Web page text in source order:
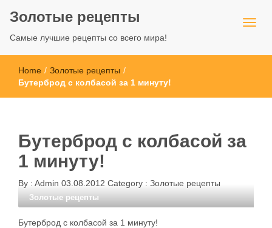
Золотые рецепты
Самые лучшие рецепты со всего мира!
Home / Золотые рецепты /
Бутерброд с колбасой за 1 минуту!
Бутерброд с колбасой за
1 минуту!
By : Admin 03.08.2012 Category : Золотые рецепты
Золотые рецепты
Бутерброд с колбасой за 1 минуту!